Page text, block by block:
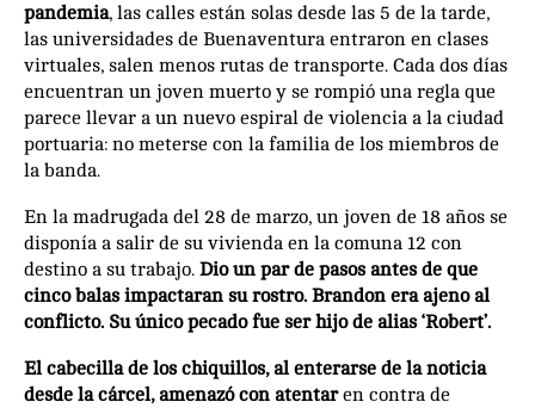
pandemia, las calles están solas desde las 5 de la tarde,
las universidades de Buenaventura entraron en clases
virtuales, salen menos rutas de transporte. Cada dos días
encuentran un joven muerto y se rompió una regla que
parece llevar a un nuevo espiral de violencia a la ciudad
portuaria: no meterse con la familia de los miembros de
la banda.
En la madrugada del 28 de marzo, un joven de 18 años se
disponía a salir de su vivienda en la comuna 12 con
destino a su trabajo. Dio un par de pasos antes de que
cinco balas impactaran su rostro. Brandon era ajeno al
conflicto. Su único pecado fue ser hijo de alias ‘Robert’.
El cabecilla de los chiquillos, al enterarse de la noticia
desde la cárcel, amenazó con atentaren contra de